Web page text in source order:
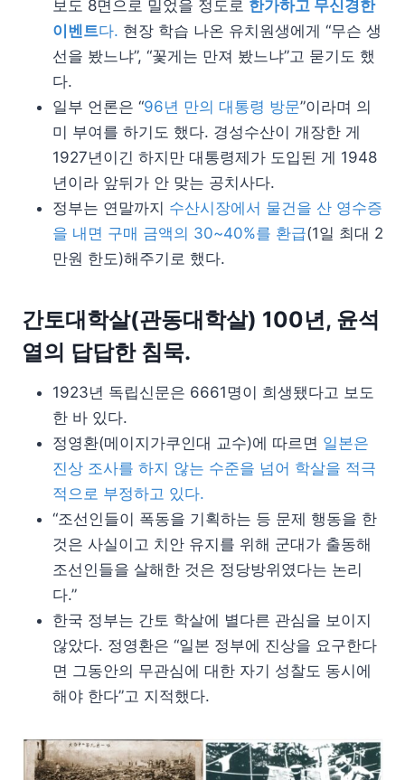
보도 8면으로 밀었을 정도로 한가하고 무신경한
이벤트다. 현장 학습 나온 유치원생에게 “무슨 생
선을 봤느냐”, “꽃게는 만져 봤느냐”고 묻기도 했
다.
일부 언론은 “96년 만의 대통령 방문”이라며 의
미 부여를 하기도 했다. 경성수산이 개장한 게
1927년이긴 하지만 대통령제가 도입된 게 1948
년이라 앞뒤가 안 맞는 공치사다.
정부는 연말까지 수산시장에서 물건을 산 영수증
을 내면 구매 금액의 30~40%를 환급(1일 최대 2
만원 한도)해주기로 했다.
간토대학살(관동대학살) 100년, 윤석
열의 답답한 침묵.
1923년 독립신문은 6661명이 희생됐다고 보도
한 바 있다.
정영환(메이지가쿠인대 교수)에 따르면 일본은
진상 조사를 하지 않는 수준을 넘어 학살을 적극
적으로 부정하고 있다.
“조선인들이 폭동을 기획하는 등 문제 행동을 한
것은 사실이고 치안 유지를 위해 군대가 출동해
조선인들을 살해한 것은 정당방위였다는 논리
다.”
한국 정부는 간토 학살에 별다른 관심을 보이지
않았다. 정영환은 “일본 정부에 진상을 요구한다
면 그동안의 무관심에 대한 자기 성찰도 동시에
해야 한다”고 지적했다.